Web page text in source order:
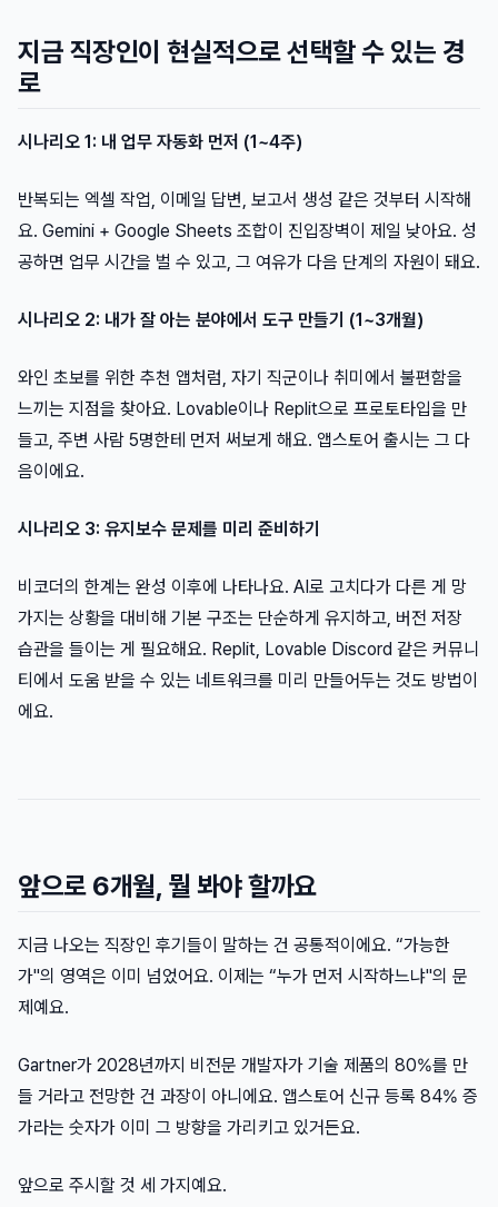
지금 직장인이 현실적으로 선택할 수 있는 경
로
시나리오 1: 내 업무 자동화 먼저 (1~4주)
반복되는 엑셀 작업, 이메일 답변, 보고서 생성 같은 것부터 시작해
요. Gemini + Google Sheets 조합이 진입장벽이 제일 낮아요. 성
공하면 업무 시간을 벌 수 있고, 그 여유가 다음 단계의 자원이 돼요.
시나리오 2: 내가 잘 아는 분야에서 도구 만들기 (1~3개월)
와인 초보를 위한 추천 앱처럼, 자기 직군이나 취미에서 불편함을
느끼는 지점을 찾아요. Lovable이나 Replit으로 프로토타입을 만
들고, 주변 사람 5명한테 먼저 써보게 해요. 앱스토어 출시는 그 다
음이에요.
시나리오 3: 유지보수 문제를 미리 준비하기
비코더의 한계는 완성 이후에 나타나요. AI로 고치다가 다른 게 망
가지는 상황을 대비해 기본 구조는 단순하게 유지하고, 버전 저장
습관을 들이는 게 필요해요. Replit, Lovable Discord 같은 커뮤니
티에서 도움 받을 수 있는 네트워크를 미리 만들어두는 것도 방법이
에요.
앞으로 6개월, 뭘 봐야 할까요
지금 나오는 직장인 후기들이 말하는 건 공통적이에요. “가능한
가"의 영역은 이미 넘었어요. 이제는 “누가 먼저 시작하느냐"의 문
제예요.
Gartner가 2028년까지 비전문 개발자가 기술 제품의 80%를 만
들 거라고 전망한 건 과장이 아니에요. 앱스토어 신규 등록 84% 증
가라는 숫자가 이미 그 방향을 가리키고 있거든요.
앞으로 주시할 것 세 가지예요.